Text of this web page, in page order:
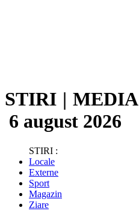
STIRI | MEDIA
6 august 2026
STIRI :
Locale
Externe
Sport
Magazin
Ziare